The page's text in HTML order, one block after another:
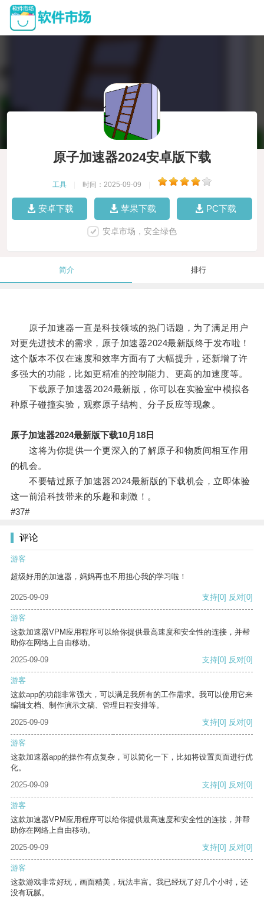
原子加速器2024安卓版下载
工具 时间：2025-09-09
安卓下载 苹果下载 PC下载
安卓市场，安全绿色
简介 排行
原子加速器一直是科技领域的热门话题，为了满足用户
对更先进技术的需求，原子加速器2024最新版终于发布啦！
这个版本不仅在速度和效率方面有了大幅提升，还新增了许
多强大的功能，比如更精准的控制能力、更高的加速度等。
下载原子加速器2024最新版，你可以在实验室中模拟各
种原子碰撞实验，观察原子结构、分子反应等现象。
原子加速器2024最新版下载10月18日
这将为你提供一个更深入的了解原子和物质间相互作用
的机会。
不要错过原子加速器2024最新版的下载机会，立即体验
这一前沿科技带来的乐趣和刺激！。
#37#
评论
游客
超级好用的加速器，妈妈再也不用担心我的学习啦！
2025-09-09 支持[0] 反对[0]
游客
这款加速器VPM应用程序可以给你提供最高速度和安全性的连接，并帮
助你在网络上自由移动。
2025-09-09
支持[0] 反对[0]
游客
这款app的功能非常强大，可以满足我所有的工作需求。我可以使用它来
编辑文档、制作演示文稿、管理日程安排等。
2025-09-09
支持[0] 反对[0]
游客
这款加速器app的操作有点复杂，可以简化一下，比如将设置页面进行优
化。
2025-09-09
支持[0] 反对[0]
游客
这款加速器VPM应用程序可以给你提供最高速度和安全性的连接，并帮
助你在网络上自由移动。
2025-09-09
支持[0] 反对[0]
游客
这款游戏非常好玩，画面精美，玩法丰富。我已经玩了好几个小时，还
没有玩腻。